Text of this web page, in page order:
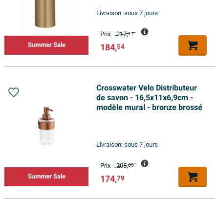
Summer Sale
Livraison:sous 7 jours
Prix 217,11
184,54
Summer Sale
Crosswater Velo Distributeur
de savon - 16,5x11x6,9cm -
modèle mural - bronze brossé
Livraison:sous 7 jours
Prix 205,63
174,79